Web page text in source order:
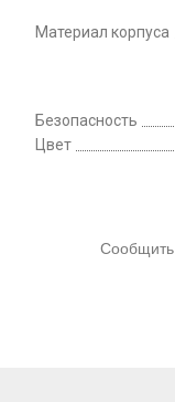
Материал корпуса
Безопасность
Цвет
Сообщить